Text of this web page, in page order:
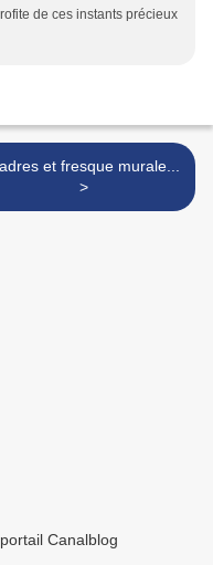
de ces instants précieux
et fresque murale...
>
Canalblog